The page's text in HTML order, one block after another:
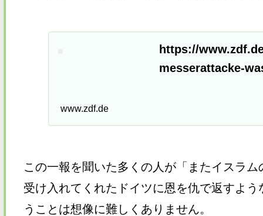
https://
messerattacke-
www.zdf.de
この一報を聞いた多くの人が「またイスラ
受け入れてくれたドイツに恩を仇で返すよ
うことは想像に難しくありません。